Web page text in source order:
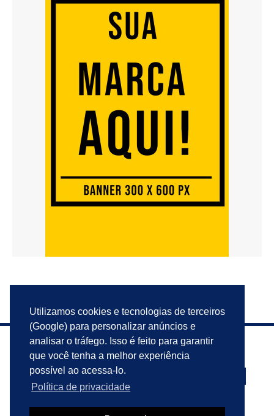
Utilizamos cookies e tecnologias de terceiros
(Google) para personalizar anúncios e
analisar o tráfego. Isso é feito para garantir
que você tenha a melhor experiência
possível ao acessa-lo.
Política de privacidade